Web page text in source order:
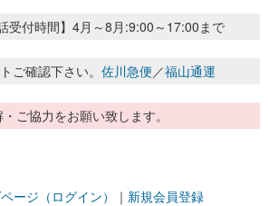
受付時間】4月～8月:9:00～17:00まで
ご確認下さい。 佐川急便／福山通運
ご協力をお願い致します。
ージ（ログイン） ｜ 新規会員登録